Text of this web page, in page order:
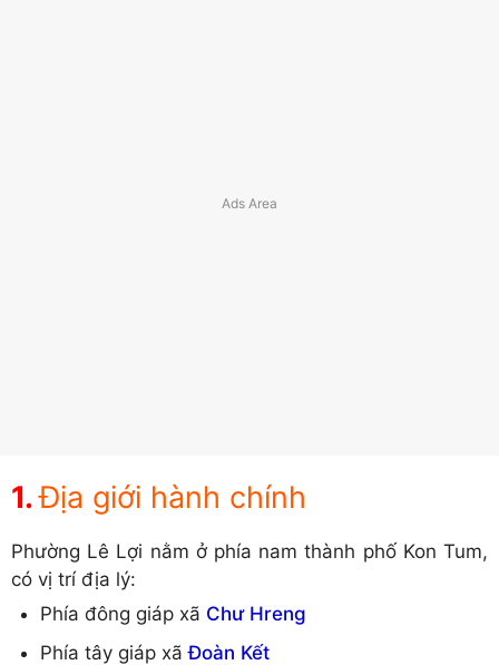
Địa giới hành chính
Phường Lê Lợi nằm ở phía nam thành phố Kon Tum,
có vị trí địa lý:
Phía đông giáp xã Chư Hreng
Phía tây giáp xãĐoàn Kết